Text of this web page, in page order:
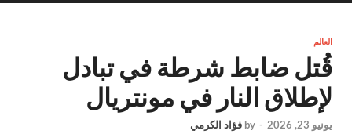
العالم
قُتل ضابط شرطة في تبادل
لإطلاق النار في مونتريال
يونيو 23, 2026 -
by فؤاد الكرمي